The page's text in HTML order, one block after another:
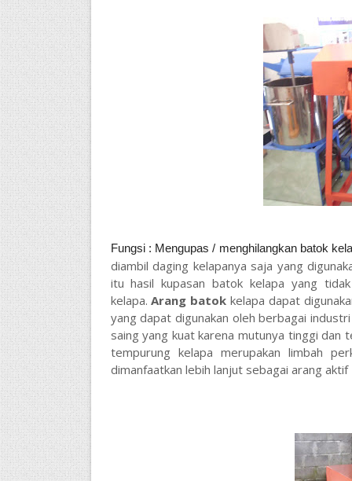
Fungsi : Mengupas / menghilangkan batok
diambil daging kelapanya saja yang
itu hasil kupasan batok kelapa yang
kelapa. Arang batok kelapa dapat
yang dapat digunakan oleh berbagai
saing yang kuat karena mutunya tinggi dan
tempurung kelapa merupakan limbah
dimanfaatkan lebih lanjut sebagai arang aktif